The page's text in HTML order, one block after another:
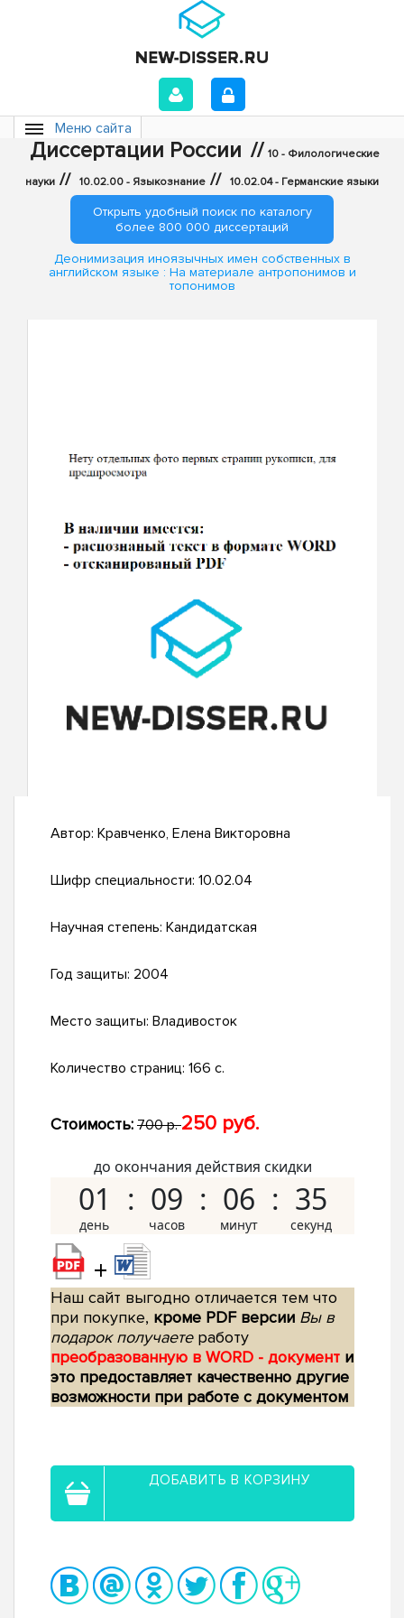
Меню сайта
Диссертации России // 10 - Филологические
науки // 10.02.00 - Языкознание // 10.02.04 - Германские языки
Открыть удобный поиск по каталогу
более 800 000 диссертаций
Деонимизация иноязычных имен собственных в
английском языке : На материале антропонимов и
топонимов
Автор: Кравченко, Елена Викторовна
Шифр специальности: 10.02.04
Научная степень: Кандидатская
Год защиты: 2004
Место защиты: Владивосток
Количество страниц: 166 с.
Стоимость: 700 р.250 руб.
до окончания действия скидки
01 09 06 34
+
Наш сайт выгодно отличается тем что
при покупке, кроме PDF версии Вы в
подарок получаетеработу
преобразованную в WORD - документ и
это предоставляет качественно другие
возможности при работе с документом
ДОБАВИТЬ В КОРЗИНУ